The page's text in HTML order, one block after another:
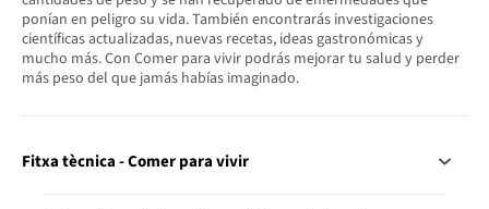
ponían en peligro su vida. También encontrarás investigaciones
científicas actualizadas, nuevas recetas, ideas gastronómicas y
mucho más. Con Comer para vivir podrás mejorar tu salud y perder
más peso del que jamás habías imaginado.
Fitxa tècnica - Comer para vivir